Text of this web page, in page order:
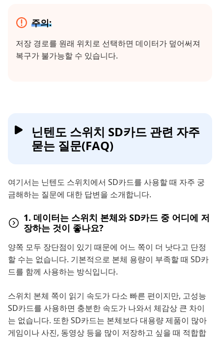
주의:
저장 경로를 원래 위치로 선택하면 데이터가 덮어써져
복구가 불가능할 수 있습니다.
닌텐도 스위치 SD카드 관련 자주
묻는 질문(FAQ)
여기서는 닌텐도 스위치에서 SD카드를 사용할 때 자주 궁
금해하는 질문에 대한 답변을 소개합니다.
1. 데이터는 스위치 본체와 SD카드 중 어디에 저
장하는 것이 좋나요?
양쪽 모두 장단점이 있기 때문에 어느 쪽이 더 낫다고 단정
할 수는 없습니다. 기본적으로 본체 용량이 부족할 때 SD카
드를 함께 사용하는 방식입니다.
스위치 본체 쪽이 읽기 속도가 다소 빠른 편이지만, 고성능
SD카드를 사용하면 충분한 속도가 나와서 체감상 큰 차이
는 없습니다. 또한 SD카드는 본체보다 대용량 제품이 많아
게임이나 사진, 동영상 등을 많이 저장하고 싶을 때 적합합